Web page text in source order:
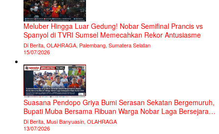
Haul Akbar Pondok pesantren Ash-Syafiiyah Ke -34 Berjalan
Hikmat
Di Berita, Jawa Timur, RELIGI 8000 Dilihat